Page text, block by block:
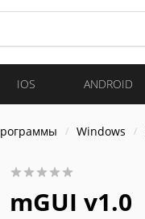
IOS ANDROID
Windows
mGUI v1.0